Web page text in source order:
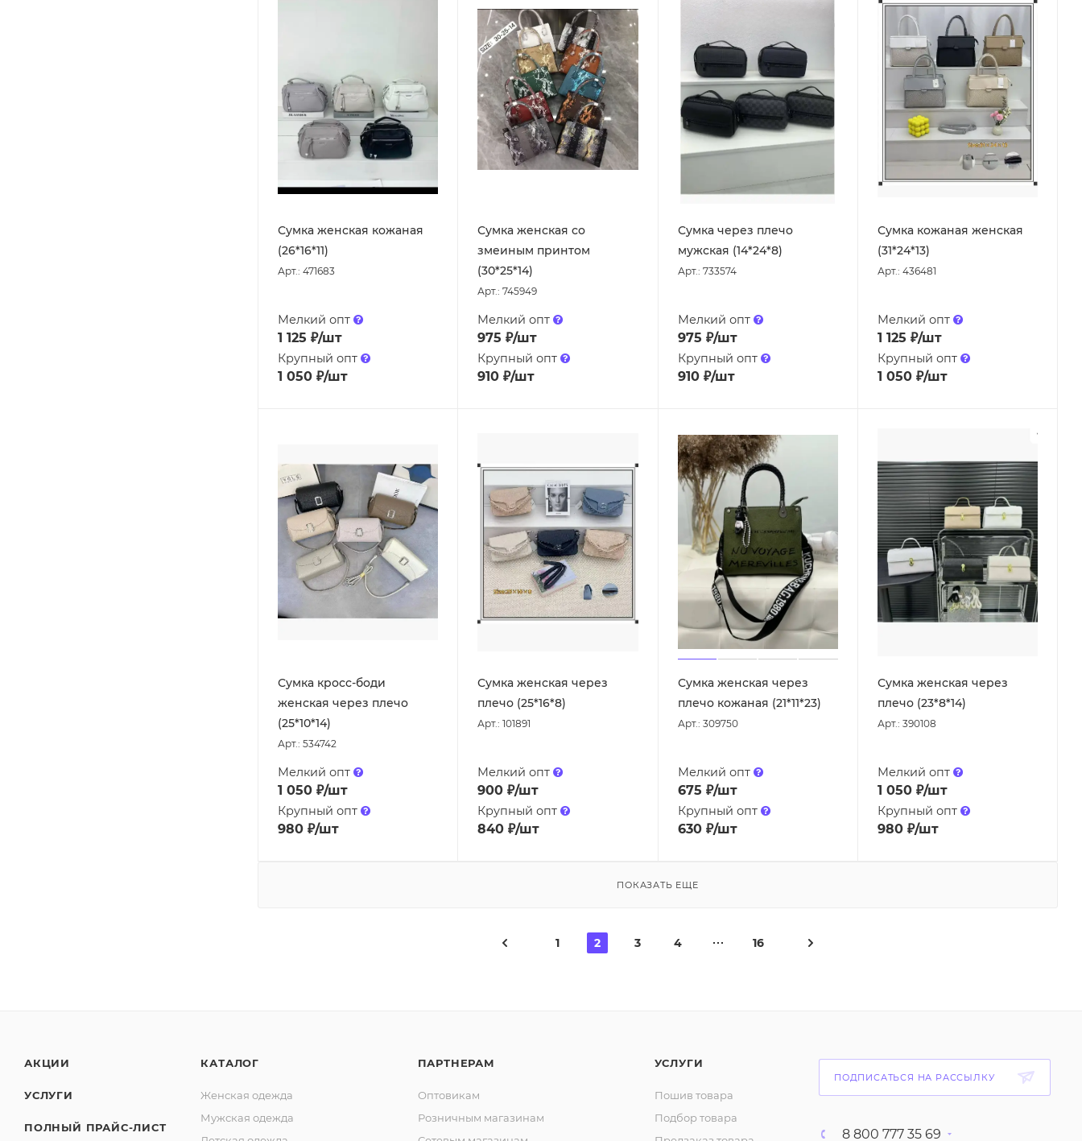
Сумка женская кожаная
(26*16*11)
Арт.: 471683
Мелкий опт
1 125 ₽/шт
Крупный опт
1 050 ₽/шт
Сумка женская со
змеиным принтом
(30*25*14)
Арт.: 745949
Мелкий опт
975 ₽/шт
Крупный опт
910 ₽/шт
Сумка через плечо
мужская (14*24*8)
Арт.: 733574
Мелкий опт
975 ₽/шт
Крупный опт
910₽/шт
Сумка кожаная женская
(31*24*13)
Арт.: 436481
Мелкий опт
1 125 ₽/шт
Крупный опт
1 050₽/шт
Сумка кросс-боди
женская через плечо
(25*10*14)
Арт.: 534742
Мелкий опт
1 050 ₽/шт
Крупный опт
980 ₽/шт
Сумка женская через
плечо (25*16*8)
Арт.: 101891
Мелкий опт
900 ₽/шт
Крупный опт
840 ₽/шт
Сумка женская через
плечо кожаная (21*11*23)
Арт.: 309750
Мелкий опт
675 ₽/шт
Крупный опт
630₽/шт
Сумка женская через
плечо (23*8*14)
Арт.: 390108
Мелкий опт
1 050₽/шт
Крупный опт
980₽/шт
ПОКАЗАТЬ ЕЩЕ
1 2 3 4 16
АКЦИИ
УСЛУГИ
ПОЛНЫЙ ПРАЙС-ЛИСТ
КАТАЛОГ
Женская одежда
Мужская одежда
ПАРТНЕРАМ
Оптовикам
Розничным магазинам
УСЛУГИ
Пошив товара
Подбор товара
ПОДПИСАТЬСЯ НА РАССЫЛКУ
8 800 777 35 69